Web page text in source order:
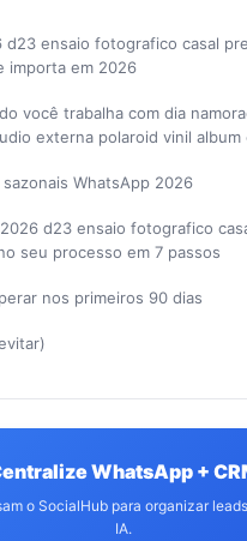
d23 ensaio fotografico casal
importa em 2026
você trabalha com dia
externa polaroid vinil
WhatsApp 2026
d23 ensaio fotografico
seu processo em 7 passos
nos primeiros 90 dias
WhatsApp +
o SocialHub para organizar
IA.